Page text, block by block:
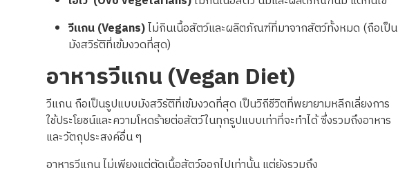
วีแกน(Vegans)ไม่กินเนื้อสัตว์และผลิตภัณฑ์ที่มาจากสัตว์ทั้งหมด (ถือเป็น
มังสวิรัติที่เข้มงวดที่สุด)
อาหารวีแกน (Vegan Diet)
วีแกน ถือเป็นรูปแบบมังสวิรัติที่เข้มงวดที่สุด เป็นวิถีชีวิตที่พยายามหลีกเลี่ยงการ
ใช้ประโยชน์และความโหดร้ายต่อสัตว์ในทุกรูปแบบเท่าที่จะทำได้ ซึ่งรวมถึงอาหาร
และวัตถุประสงค์อื่น ๆ
อาหารวีแกน ไม่เพียงแต่ตัดเนื้อสัตว์ออกไปเท่านั้น แต่ยังรวมถึง